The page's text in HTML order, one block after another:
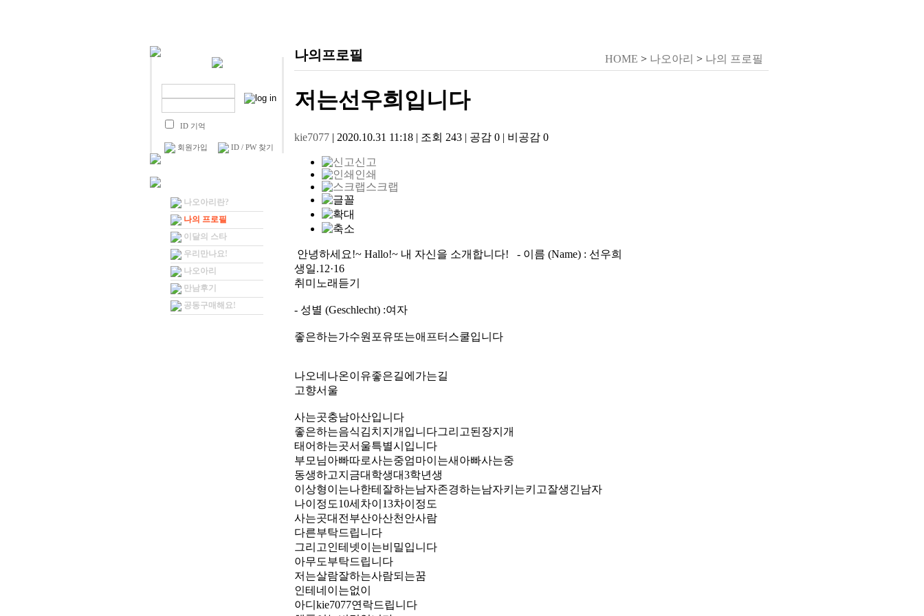
ID 기억
회원가입 ID / PW 찾기
나오아리란?
나의 프로필
이달의 스타
우리만나요!
나오아리
만남후기
공동구매해요!
나의프로필 HOME > 나오아리 > 나의 프로필
저는선우희입니다
kie7077 | 2020.10.31 11:18 | 조회 243 | 공감 0 | 비공감 0
신고
인쇄
스크랩
안녕하세요!~ Hallo!~ 내 자신을 소개합니다! - 이름 (Name) : 선우희
생일.12·16
취미노래듣기
- 성별 (Geschlecht) :여자
좋은하는가수원포유또는애프터스쿨입니다
나오네나온이유좋은길에가는길
고향서울
사는곳충남아산입니다
좋은하는음식김치지개입니다그리고된장지개
태어하는곳서울특별시입니다
부모님아빠따로사는중엄마이는새아빠사는중
동생하고지금대학생대3학년생
이상형이는나한테잘하는남자존경하는남자키는키고잘생긴남자
나이정도10세차이13차이정도
사는곳대전부산아산천안사람
다른부탁드립니다
그리고인테넷이는비밀입니다
아무도부탁드립니다
저는살람잘하는사람되는꿈
인테네이는없이
아디kie7077연락드립니다